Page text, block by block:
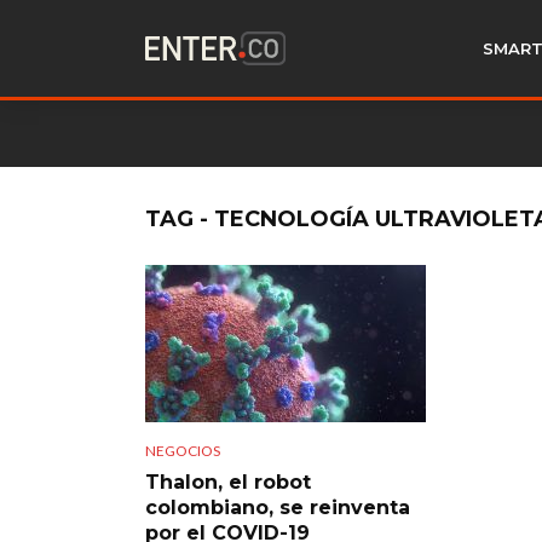
TAG - TECNOLOGÍA
NEGOCIOS
Thalon, el robot
colombiano, se reinventa
por el COVID-19